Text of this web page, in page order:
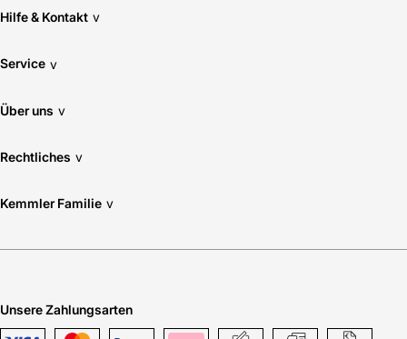
Hilfe & Kontakt v
Service v
Über uns v
Rechtliches v
Kemmler Familie v
Unsere Zahlungsarten